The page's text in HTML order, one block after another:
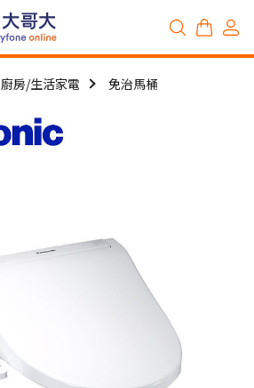
廚房/生活家電 免治馬桶